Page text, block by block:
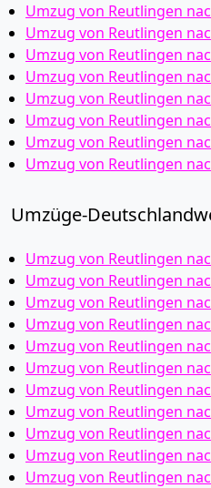
Umzug von Reutlingen
Umzug von Reutlingen
Umzug von Reutlingen
Umzug von Reutlingen
Umzug von Reutlingen
Umzug von Reutlingen
Umzug von Reutlingen
Umzug von Reutlingen
Umzüge-
Umzug von Reutlingen
Umzug von Reutlingen
Umzug von Reutlingen
Umzug von Reutlingen
Umzug von Reutlingen
Umzug von Reutlingen
Umzug von Reutlingen
Umzug von Reutlingen
Umzug von Reutlingen
Umzug von Reutlingen
Umzug von Reutlingen